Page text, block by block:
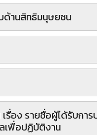
ด้านสิทธิมนุษยชน
รื่อง รายชื่อผู้ได้รับการ
เพื่อปฏิบัติงาน